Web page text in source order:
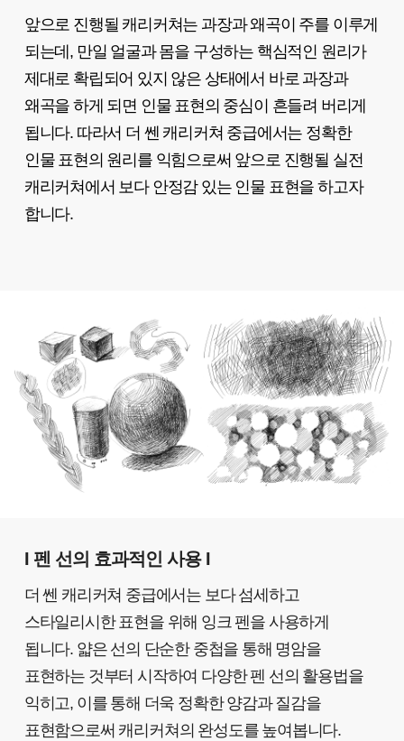
앞으로 진행될 캐리커쳐는 과장과 왜곡이 주를 이루게
되는데, 만일 얼굴과 몸을 구성하는 핵심적인 원리가
제대로 확립되어 있지 않은 상태에서 바로 과장과
왜곡을 하게 되면 인물 표현의 중심이 흔들려 버리게
됩니다. 따라서 더 쎈 캐리커쳐 중급에서는 정확한
인물 표현의 원리를 익힘으로써 앞으로 진행될 실전
캐리커쳐에서 보다 안정감 있는 인물 표현을 하고자
합니다.
I 펜 선의 효과적인 사용 I
더 쎈 캐리커쳐 중급에서는 보다 섬세하고
스타일리시한 표현을 위해 잉크 펜을 사용하게
됩니다. 얇은 선의 단순한 중첩을 통해 명암을
표현하는 것부터 시작하여 다양한 펜 선의 활용법을
익히고, 이를 통해 더욱 정확한 양감과 질감을
표현함으로써 캐리커쳐의 완성도를 높여봅니다.